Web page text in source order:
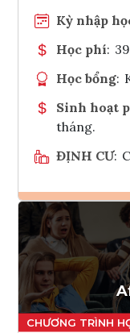
Kỳ nhập
Học phí:
Học bổng:
Sinh hoạt
tháng.
ĐỊNH CƯ: